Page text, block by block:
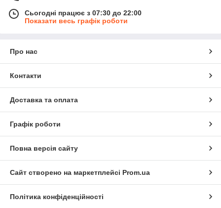
Сьогодні працює з 07:30 до 22:00
Показати весь графік роботи
Про нас
Контакти
Доставка та оплата
Графік роботи
Повна версія сайту
Сайт створено на маркетплейсі Prom.ua
Політика конфіденційності